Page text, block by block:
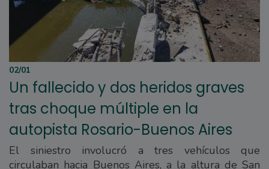
02/01
Un fallecido y dos heridos graves
tras choque múltiple en la
autopista Rosario-Buenos Aires
El siniestro involucró a tres vehículos que
circulaban hacia Buenos Aires, a la altura de San